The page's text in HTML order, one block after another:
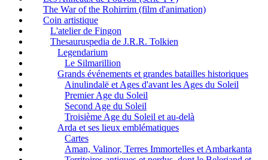
The War of the Rohirrim (film d'animation)
Coin artistique
L'atelier de Fingon
Thesauruspedia de J.R.R. Tolkien
Legendarium
Le Silmarillion
Grands événements et grandes batailles historiques
Ainulindalë et Ages d'avant les Ages du Soleil
Premier Age du Soleil
Second Age du Soleil
Troisième Age du Soleil et au-delà
Arda et ses lieux emblématiques
Cartes
Aman, Valinor, Terres Immortelles et Ambarkanta